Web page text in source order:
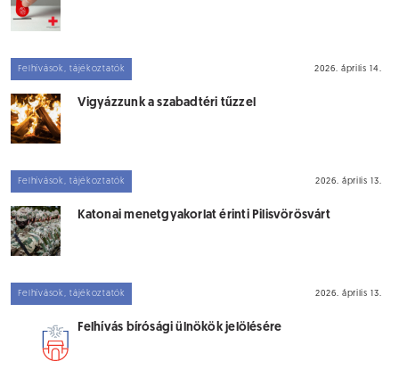
Felhívások, tájékoztatók 2026. április 14.
Vigyázzunk a szabadtéri tűzzel
Felhívások, tájékoztatók 2026. április 13.
Katonai menetgyakorlat érinti Pilisvörösvárt
Felhívások, tájékoztatók 2026. április 13.
Felhívás bírósági ülnökök jelölésére